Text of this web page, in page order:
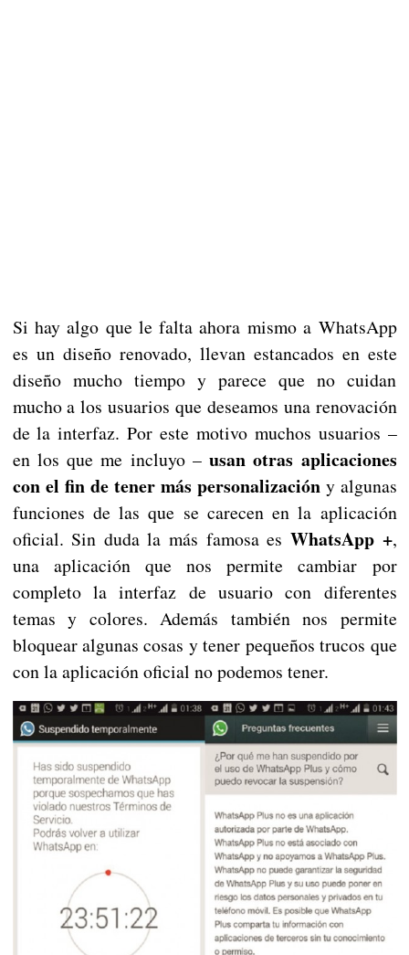
Si hay algo que le falta ahora mismo a WhatsApp
es un diseño renovado, llevan estancados en este
diseño mucho tiempo y parece que no cuidan
mucho a los usuarios que deseamos una renovación
de la interfaz. Por este motivo muchos usuarios –
en los que me incluyo – usan otras aplicaciones
con el fin de tener más personalizacióny algunas
funciones de las que se carecen en la aplicación
oficial. Sin duda la más famosa es WhatsApp +,
una aplicación que nos permite cambiar por
completo la interfaz de usuario con diferentes
temas y colores. Además también nos permite
bloquear algunas cosas y tener pequeños trucos que
con la aplicación oficial no podemos tener.